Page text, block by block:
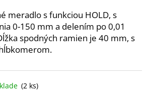
meradlo s funkciou HOLD, s
0-150 mm a delením po 0,01
spodných ramien je 40 mm, s
(2 ks)